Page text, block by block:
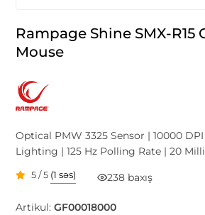
Rampage Shine SMX-R15
Mouse
Optical PMW 3325 Sensor | 10000
Lighting | 125 Hz Polling Rate | 20
5 / 5 (1 səs) 238 baxış
Artikul:GF00018000